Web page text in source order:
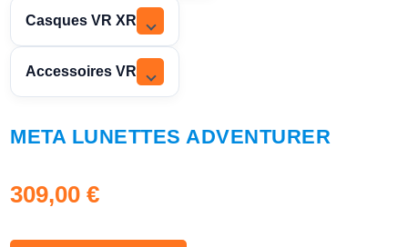
Casques VR XR
Accessoires VR
META LUNETTES ADVENTURER
309,00€